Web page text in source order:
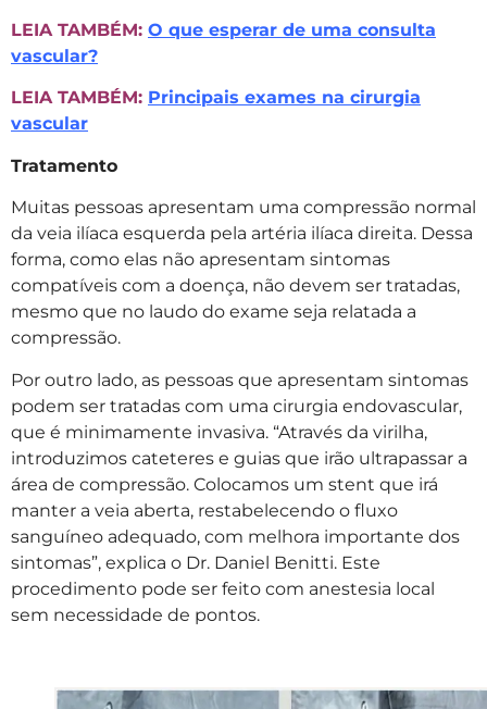
LEIA TAMBÉM: O que esperar de uma consulta
vascular?
LEIA TAMBÉM: Principais exames na cirurgia
vascular
Tratamento
Muitas pessoas apresentam uma compressão normal
da veia ilíaca esquerda pela artéria ilíaca direita. Dessa
forma, como elas não apresentam sintomas
compatíveis com a doença, não devem ser tratadas,
mesmo que no laudo do exame seja relatada a
compressão.
Por outro lado, as pessoas que apresentam sintomas
podem ser tratadas com uma cirurgia endovascular,
que é minimamente invasiva. “Através da virilha,
introduzimos cateteres e guias que irão ultrapassar a
área de compressão. Colocamos um stent que irá
manter a veia aberta, restabelecendo o fluxo
sanguíneo adequado, com melhora importante dos
sintomas”, explica o Dr. Daniel Benitti. Este
procedimento pode ser feito com anestesia local
sem necessidade de pontos.